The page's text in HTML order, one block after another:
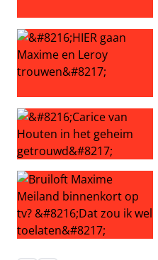
Nu al trouwplannen voor
‘HIER gaan Maxime en
‘Carice van Houten in het